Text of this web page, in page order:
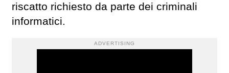
riscatto richiesto da parte dei criminali
informatici.
ADVERTISING